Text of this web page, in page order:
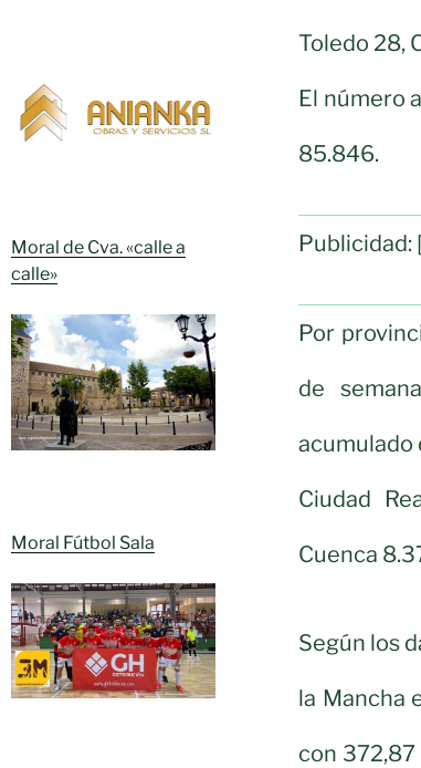
Moral de Cva. «calle a
calle»
Moral Fútbol Sala
Toledo 28,
El número
85.846.
Publicidad:
Por
de
acumulado
Ciudad
Cuenca
Según los
la Mancha
con